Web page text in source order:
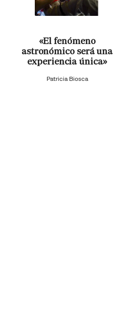
«El fenómeno
astronómico será una
experiencia única»
Patricia Biosca